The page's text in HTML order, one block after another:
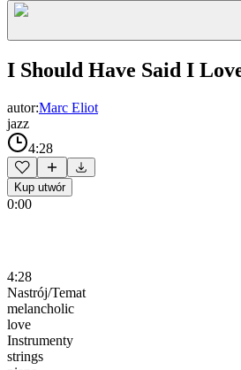
I Should Have Said I
autor:Marc Eliot
jazz
4:28
Kup utwór
0:00
4:28
Nastrój/Temat
melancholic
love
Instrumenty
strings